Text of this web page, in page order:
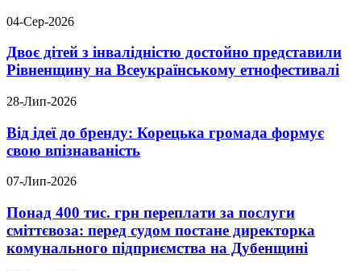
04-Сер-2026
Двоє дітей з інвалідністю достойно представили
Рівненщину на Всеукраїнському етнофестивалі
28-Лип-2026
Від ідеї до бренду: Корецька громада формує
свою впізнаваність
07-Лип-2026
Понад 400 тис. грн переплати за послуги
сміттєвоза: перед судом постане директорка
комунального підприємства на Дубенщині